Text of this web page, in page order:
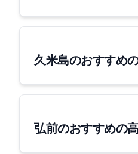
久米島のおすすめ
弘前のおすすめの